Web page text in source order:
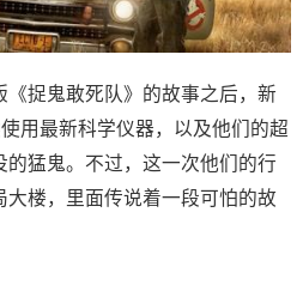
捉鬼敢死队》的故事之后，新
用最新科学仪器，以及他们的超
猛鬼。不过，这一次他们的行
楼，里面传说着一段可怕的故